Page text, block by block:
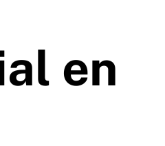
en